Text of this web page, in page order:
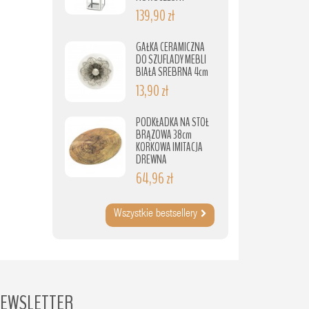
139,90 zł
GAŁKA CERAMICZNA
DO SZUFLADY MEBLI
BIAŁA SREBRNA 4cm
13,90 zł
PODKŁADKA NA STÓŁ
BRĄZOWA 38cm
KORKOWA IMITACJA
DREWNA
64,96 zł
Wszystkie bestsellery